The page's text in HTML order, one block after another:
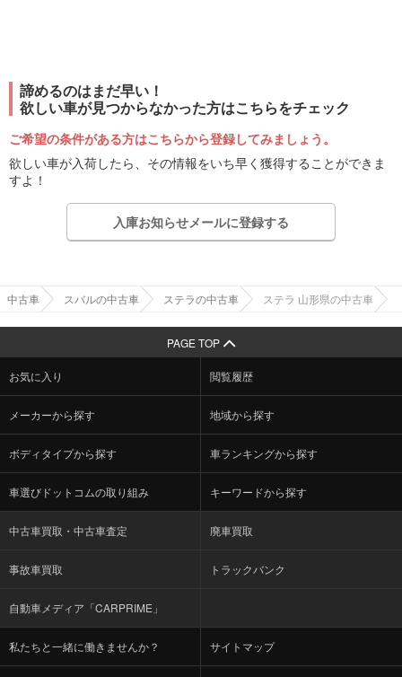
諦めるのはまだ早い！
欲しい車が見つからなかった方はこちらをチェック
ご希望の条件がある方はこちらから登録してみましょう。
欲しい車が入荷したら、その情報をいち早く獲得することができま
すよ！
入庫お知らせメールに登録する
中古車 スバルの中古車 ステラの中古車 ステラ 山形県の中古車
PAGE TOP
お気に入り 閲覧履歴
メーカーから探す 地域から探す
ボディタイプから探す 車ランキングから探す
車選びドットコムの取り組み キーワードから探す
中古車買取・中古車査定 廃車買取
事故車買取 トラックバンク
自動車メディア「CARPRIME」
私たちと一緒に働きませんか？ サイトマップ